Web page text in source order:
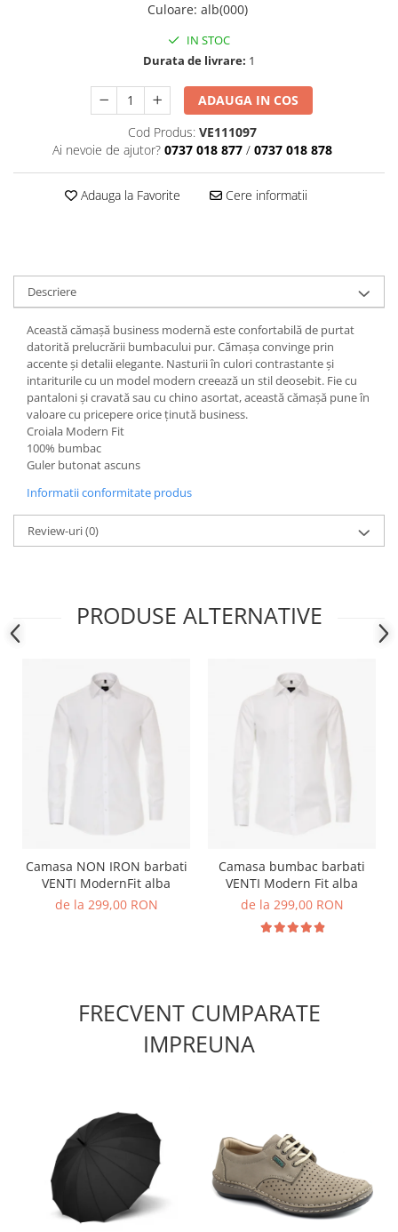
Culoare: alb(000)
IN STOC
Durata de livrare: 1
ADAUGA IN COS
Cod Produs: VE111097
Ai nevoie de ajutor? 0737 018 877 / 0737 018 878
Adauga la Favorite Cere informatii
Descriere
Această cămașă business modernă este confortabilă de purtat
datorită prelucrării bumbacului pur.Cămașa convinge prin
accente și detalii elegante. Nasturii în culori contrastante și
intariturile cu un model modern creează un stil deosebit. Fie cu
pantaloni și cravată sau cu chino asortat, această cămașă pune în
valoare cu pricepere orice ținută business.
Croiala Modern Fit
100% bumbac
Guler butonat ascuns
Informatii conformitate produs
Review-uri(0)
PRODUSE ALTERNATIVE
Camasa NON IRON barbati
VENTI ModernFit alba
de la 299,00 RON
Camasa bumbac barbati
VENTI Modern Fit alba
de la 299,00 RON
FRECVENT CUMPARATE
IMPREUNA